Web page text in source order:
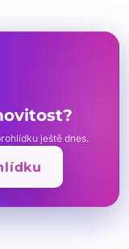
ještě dnes.